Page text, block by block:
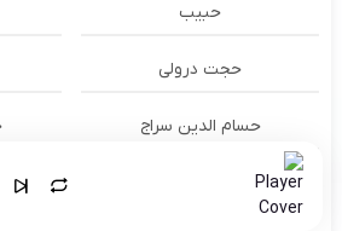
حبیب
حجت درولی
حسام الدين سراج
حسام الدین موسوی و طهمورث